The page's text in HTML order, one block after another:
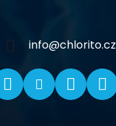
info@chlorito.cz